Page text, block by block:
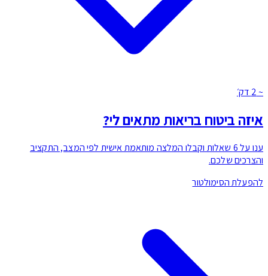
ביטוח בריאות מתאים לי?
ענו על 6 שאלות וקבלו המלצה מותאמת אישית לפי המצב, התקציב
שלכם.
הסימולטור